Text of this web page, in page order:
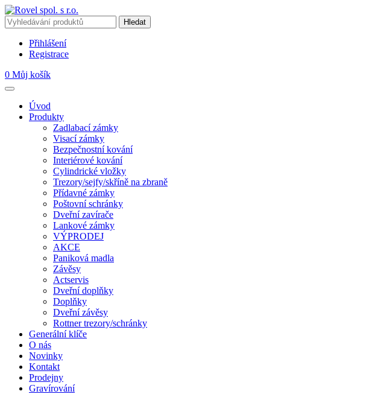
Přihlášení
Registrace
0 Můj košík
Úvod
Produkty
Zadlabací zámky
Visací zámky
Bezpečnostní kování
Interiérové kování
Cylindrické vložky
Trezory/sejfy/skříně na zbraně
Přídavné zámky
Poštovní schránky
Dveřní zavírače
Lankové zámky
VÝPRODEJ
AKCE
Paniková madla
Závěsy
Actservis
Dveřní doplňky
Doplňky
Dveřní závěsy
Rottner trezory/schránky
Generální klíče
O nás
Novinky
Kontakt
Prodejny
Gravírování